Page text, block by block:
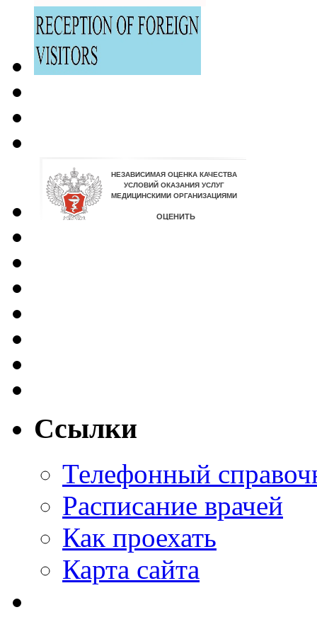
Ссылки
Телефонный
Расписание врачей
Как проехать
Карта сайта